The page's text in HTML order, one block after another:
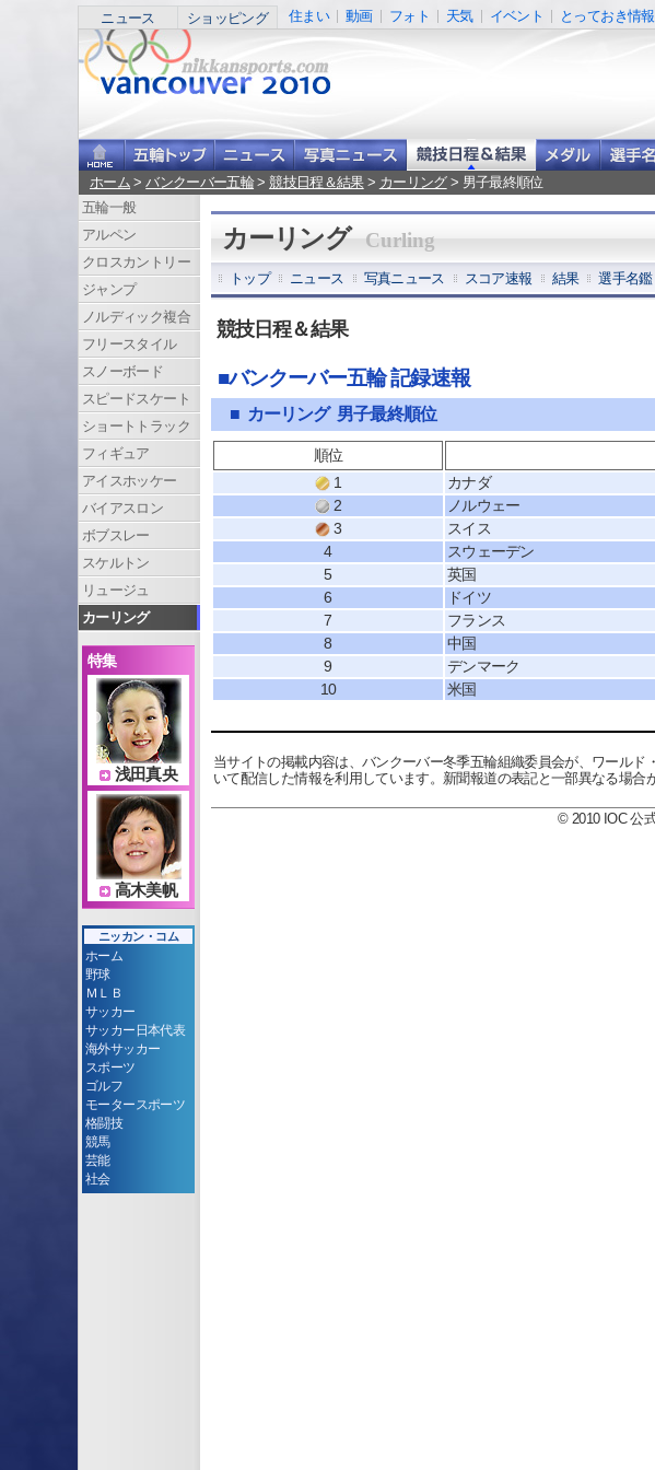
ニュース ショッピング 住まい 動画 フォト 天気 イベント とっておき情報
ホーム >バンクーバー五輪>競技日程＆結果> カーリング> 男子最終順位
カーリング Curling
トップ ニュース 写真ニュース スコア速報 結果 選手名鑑
競技日程＆結果
■バンクーバー五輪 記録速報
■ カーリング 男子最終順位
順位
1
カナダ
2
ノルウェー
3
スイス
4
スウェーデン
5
英国
6
ドイツ
7
フランス
8
中国
9
デンマーク
10
米国
当サイトの掲載内容は、バンクーバー冬季五輪組織委員会が、ワール
いて配信した情報を利用しています。新聞報道の表記と一部異なる場合
© 2010 IOC 公
五輪一般
アルペン
クロスカントリー
ジャンプ
ノルディック複合
フリースタイル
スノーボード
スピードスケート
ショートトラック
フィギュア
アイスホッケー
バイアスロン
ボブスレー
スケルトン
リュージュ
カーリング
特集
浅田真央
高木美帆
ニッカン・コム
ホーム
野球
ＭＬＢ
サッカー
サッカー日本代表
海外サッカー
スポーツ
ゴルフ
モータースポーツ
格闘技
競馬
芸能
社会